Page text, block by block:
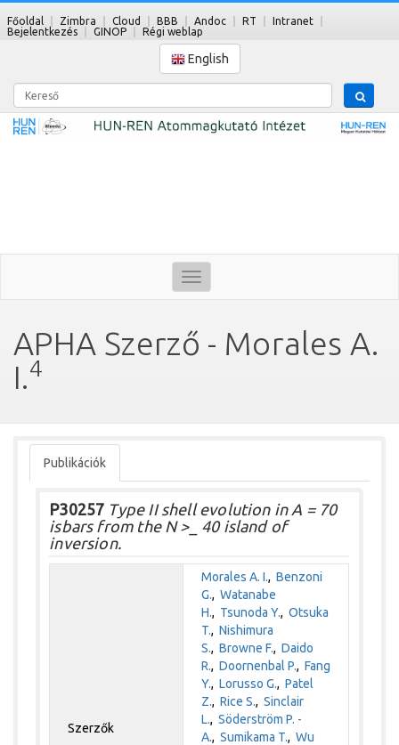
Főoldal Zimbra Cloud BBB Andoc RT
Intranet
Bejelentkezés
GINOP Régi weblap
English
Kereső
Toggle
navigation
APHA Szerző - Morales A.
I.4
Publikációk
P30257 Type II shell evolution in A = 70
isbars from the N >_ 40 island of
inversion.
Szerzők
Morales A. I.,Benzoni
G.,Watanabe
H., Tsunoda Y.,Otsuka
T.,Nishimura
S.,Browne F.,Daido
R.,Doornenbal P.,Fang
Y.,Lorusso G.,Patel
Z.,Rice S.,Sinclair
L.,Söderström P. -
A.,Sumikama T.,Wu